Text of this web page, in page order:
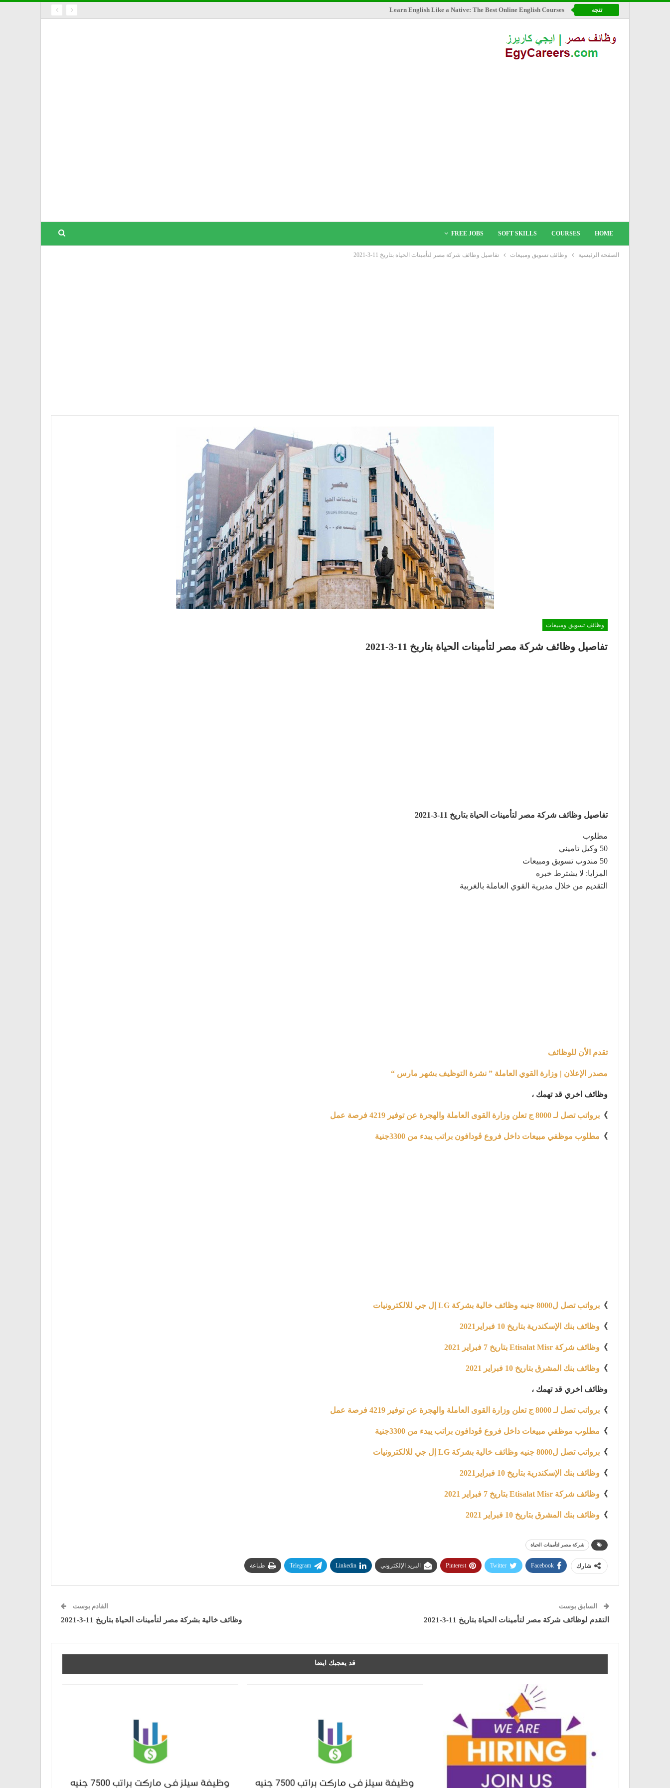
تتجه Learn English Like a Native: The Best Online English Courses
HOME
COURSES
SOFT SKILLS
FREE JOBS
الصفحة الرئيسية وظائف تسويق ومبيعات تفاصيل وظائف شركة مصر لتأمينات الحياة بتاريخ 11-3-2021
وظائف تسويق ومبيعات
تفاصيل وظائف شركة مصر لتأمينات الحياة بتاريخ 11-3-2021
تفاصيل وظائف شركة مصر لتأمينات الحياة بتاريخ 11-3-2021
مطلوب
50 وكيل تاميني
50 مندوب تسويق ومبيعات
المزايا: لا يشترط خبره
التقديم من خلال مديرية القوي العاملة بالغربية
تقدم الأن للوظائف
مصدر الإعلان | وزارة القوي العاملة ” نشرة التوظيف بشهر مارس “
وظائف اخري قد تهمك ،
》 برواتب تصل لـ 8000 ج تعلن وزارة القوى العاملة والهجرة عن توفير 4219 فرصة عمل
》 مطلوب موظفي مبيعات داخل فروع ڤودافون براتب يبدء من 3300جنية
》 برواتب تصل ل8000 جنيه وظائف خالية بشركة LG إل جي للالكترونيات
》 وظائف بنك الإسكندرية بتاريخ 10 فبراير2021
》 وظائف شركة Etisalat Misr بتاريخ 7 فبراير 2021
》 وظائف بنك المشرق بتاريخ 10 فبراير 2021
وظائف اخري قد تهمك ،
》 برواتب تصل لـ 8000 ج تعلن وزارة القوى العاملة والهجرة عن توفير 4219 فرصة عمل
》 مطلوب موظفي مبيعات داخل فروع ڤودافون براتب يبدء من 3300جنية
》 برواتب تصل ل8000 جنيه وظائف خالية بشركة LG إل جي للالكترونيات
》 وظائف بنك الإسكندرية بتاريخ 10 فبراير2021
》 وظائف شركة Etisalat Misr بتاريخ 7 فبراير 2021
》 وظائف بنك المشرق بتاريخ 10 فبراير 2021
شركة مصر لتأمينات الحياة
شارك Facebook
Twitter
Pinterest البريد الإلكتروني Linkedin
Telegram طباعة
السابق بوست
التقدم لوظائف شركة مصر لتأمينات الحياة بتاريخ 11-3-2021
القادم بوست
وظائف خالية بشركة مصر لتأمينات الحياة بتاريخ 11-3-2021
قد يعجبك ايضا